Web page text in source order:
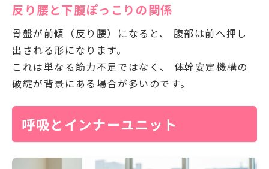
反り腰と下腹ぽっこりの関係
骨盤が前傾（反り腰）になると、 腹部は前へ押し
出される形になります。
これは単なる筋力不足ではなく、 体幹安定機構の
破綻が背景にある場合が多いのです。
呼吸とインナーユニット